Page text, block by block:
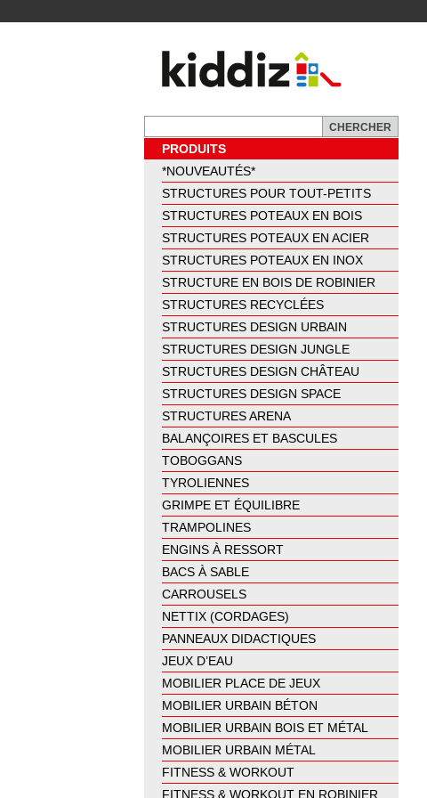
PRODUITS
*NOUVEAUTÉS*
STRUCTURES POUR TOUT-PETITS
STRUCTURES POTEAUX EN BOIS
STRUCTURES POTEAUX EN ACIER
STRUCTURES POTEAUX EN INOX
STRUCTURE EN BOIS DE ROBINIER
STRUCTURES RECYCLÉES
STRUCTURES DESIGN URBAIN
STRUCTURES DESIGN JUNGLE
STRUCTURES DESIGN CHÂTEAU
STRUCTURES DESIGN SPACE
STRUCTURES ARENA
BALANÇOIRES ET BASCULES
TOBOGGANS
TYROLIENNES
GRIMPE ET ÉQUILIBRE
TRAMPOLINES
ENGINS À RESSORT
BACS À SABLE
CARROUSELS
NETTIX (CORDAGES)
PANNEAUX DIDACTIQUES
JEUX D’EAU
MOBILIER PLACE DE JEUX
MOBILIER URBAIN BÉTON
MOBILIER URBAIN BOIS ET MÉTAL
MOBILIER URBAIN MÉTAL
FITNESS & WORKOUT
FITNESS & WORKOUT EN ROBINIER